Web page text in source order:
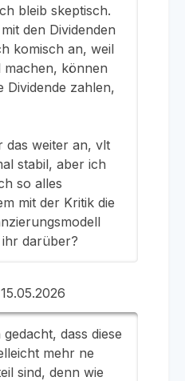
bleib skeptisch.
den Dividenden
komisch an, weil
machen, können
Dividende zahlen,
das weiter an, vlt
stabil, aber ich
so alles
mit der Kritik die
darüber?
dass diese
mehr ne
sind, denn wie